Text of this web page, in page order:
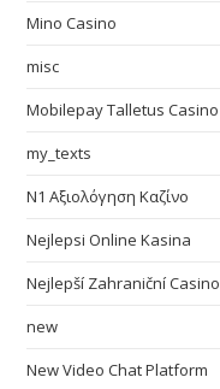
Mino Casino
misc
Mobilepay Talletus Casino
my_texts
N1 Αξιολόγηση Καζίνο
Nejlepsi Online Kasina
Nejlepší Zahraniční Casino
new
New Video Chat Platform